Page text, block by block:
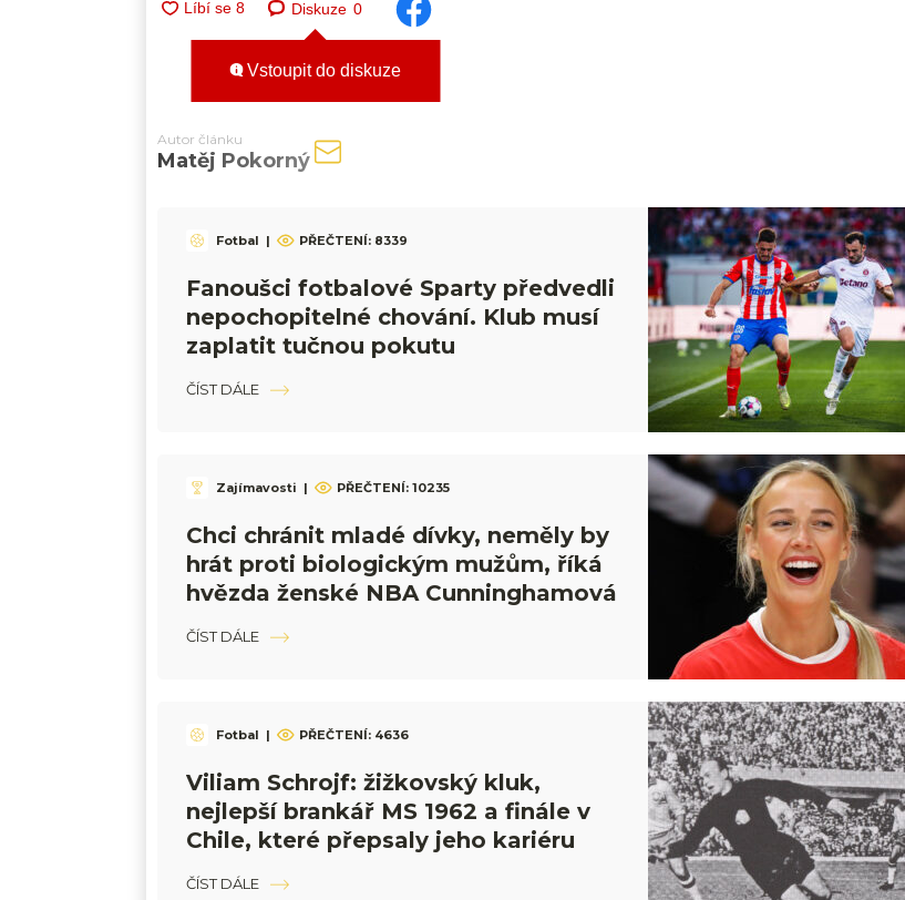
Diskuze 0
Vstoupit do diskuze
Autor článku
Matěj Pokorný
Fotbal | PŘEČTENÍ: 8339
Fanoušci fotbalové Sparty předvedli
nepochopitelné chování. Klub musí
zaplatit tučnou pokutu
ČÍST DÁLE
Zajímavosti | PŘEČTENÍ: 10235
Chci chránit mladé dívky, neměly by
hrát proti biologickým mužům, říká
hvězda ženské NBA Cunninghamová
ČÍST DÁLE
Fotbal | PŘEČTENÍ: 4636
Viliam Schrojf: žižkovský kluk,
nejlepší brankář MS 1962 a finále v
Chile, které přepsaly jeho kariéru
ČÍST DÁLE